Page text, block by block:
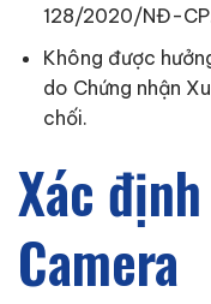
128/2020/NĐ-
Không được
do Chứng nhận
chối.
Xác
Camera